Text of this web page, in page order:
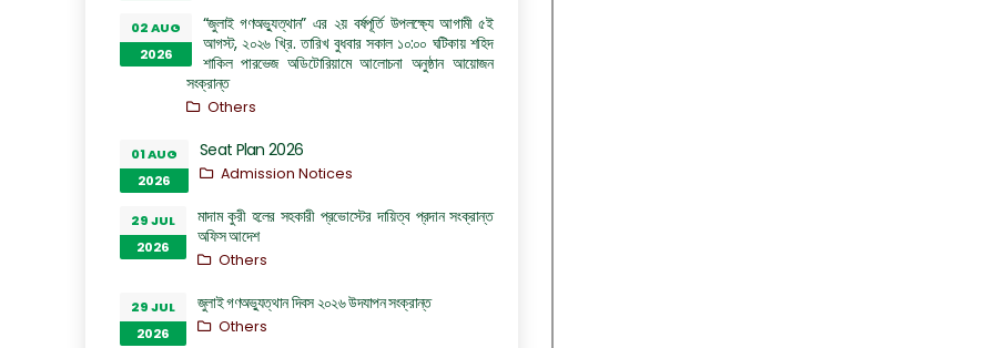
02 AUG
2026
“জুলাই গণঅভ্যুত্থান” এর ২য় বর্ষপূর্তি উপলক্ষ্যে আগামী ৫ই
আগস্ট, ২০২৬ খ্রি. তারিখ বুধবার সকাল ১০:০০ ঘটিকায় শহিদ
শাকিল পারভেজ অডিটোরিয়ামে আলোচনা অনুষ্ঠান আয়োজন
সংক্রান্ত
Others
01 AUG
2026
Seat Plan 2026
Admission Notices
29 JUL
2026
মাদাম কুরী হলের সহকারী প্রভোস্টের দায়িত্ব প্রদান সংক্রান্ত
অফিস আদেশ
Others
29 JUL
2026
জুলাই গণঅভ্যুত্থান দিবস ২০২৬ উদযাপন সংক্রান্ত
Others